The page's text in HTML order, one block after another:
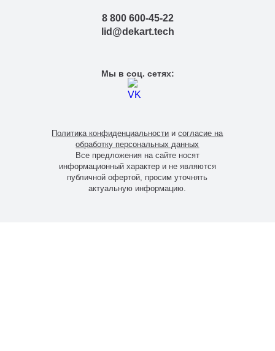
8 800 600-45-22
lid@dekart.tech
Мы в соц. сетях:
Все предложения на сайте носят
информационный характер и не являются
публичной офертой, просим уточнять
актуальную информацию.
Политика конфиденциальности исогласие на
обработку персональных данных